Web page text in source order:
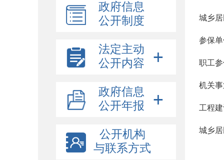
政府信息
公开制度
法定主动
公开内容
政府信息
公开年报
公开机构
与联系方式
城乡
参保
职工
机关
工程
城乡